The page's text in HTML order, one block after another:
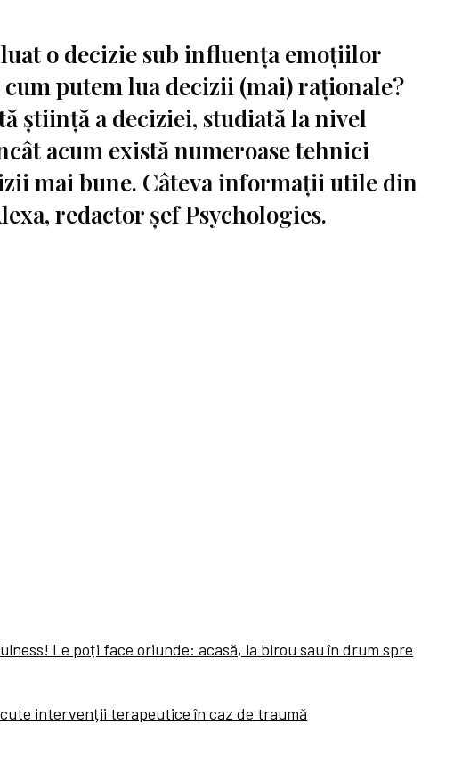
o decizie sub influența emoțiilor
putem lua decizii (mai) raționale?
știință a deciziei, studiată la nivel
acum există numeroase tehnici
mai bune. Câteva informații utile din
redactor șef Psychologies.
Le poți face oriunde: acasă, la birou sau în drum spre
intervenții terapeutice în caz de traumă